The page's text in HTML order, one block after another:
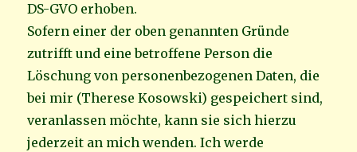
DS-GVO erhoben.
Sofern einer der oben genannten Gründe
zutrifft und eine betroffene Person die
Löschung von personenbezogenen Daten, die
bei mir (Therese Kosowski) gespeichert sind,
veranlassen möchte, kann sie sich hierzu
jederzeit an mich wenden. Ich werde